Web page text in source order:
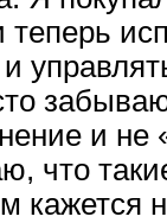
теперь
и
и не
что
кажется